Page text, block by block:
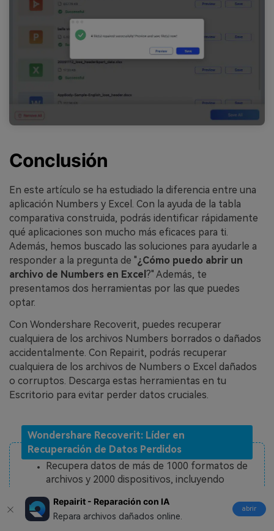
Repairit - Reparación con IA
Repara archivos dañados online.
abrir
Conclusión
En este artículo se ha estudiado la diferencia entre una
aplicación Numbers y Excel. Con la ayuda de la tabla
comparativa construida, podrás identificar rápidamente
qué aplicaciones son mucho más eficaces para ti.
Además, hemos buscado las soluciones para ayudarle a
responder a la pregunta de "¿Cómo puedo abrir un
archivo de Numbers en Excel ?" Además, te
presentamos dos herramientas por las que puedes
optar.
Con Wondershare Recoverit, puedes recuperar
cualquiera de los archivos Numbers borrados o dañados
accidentalmente. Con Repairit, podrás recuperar
cualquiera de los archivos de Numbers o Excel dañados
o corruptos. Descarga estas herramientas en tu
Escritorio para evitar perder datos cruciales.
Wondershare Recoverit: Líder en
Recuperación de Datos Perdidos
Recupera datos de más de 1000 formatos de
archivos y 2000 dispositivos, incluyendo
Win On ARM, RAID, micro SD,
Transcend SD,
HDDs,SSDs, Windows/Mac,Linux